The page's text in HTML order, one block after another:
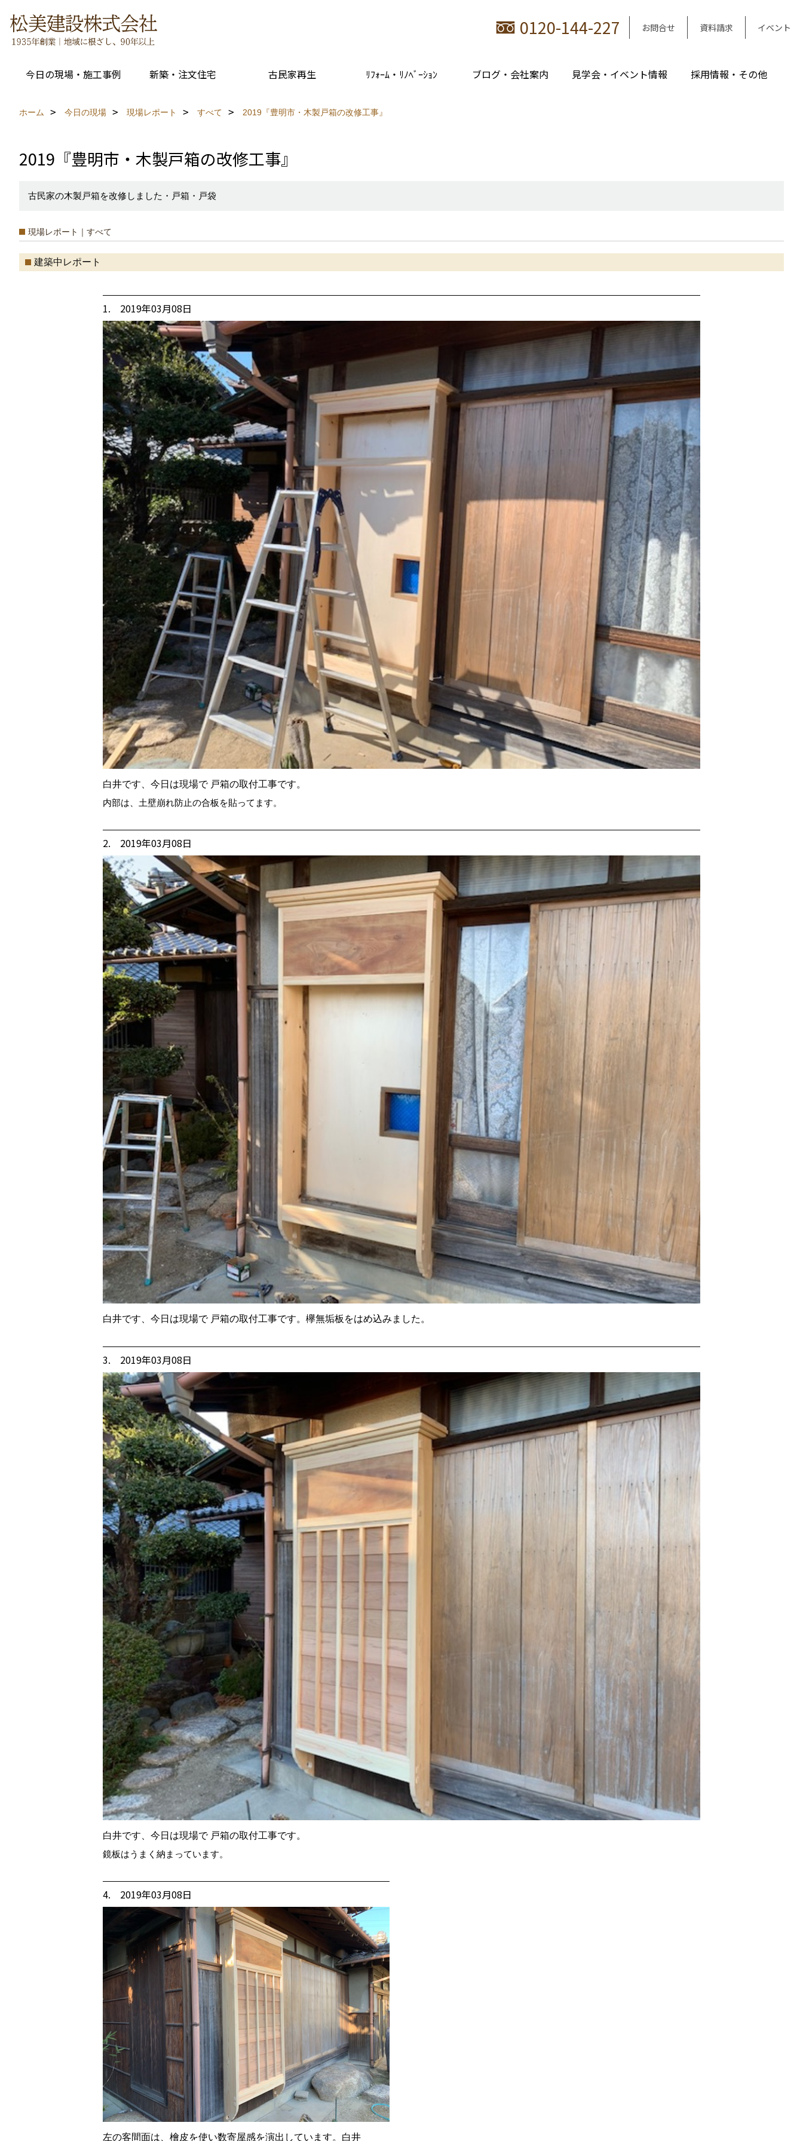
0120-144-227 お問合せ 資料請求 イベント
今日の現場・施工事例 新築・注文住宅 古民家再生 ﾘﾌｫｰﾑ・ﾘﾉﾍﾞｰｼｮﾝ ブログ・会社案内 見学会・イベント情報 採用情報・その他
ホーム 今日の現場 現場レポート すべて 2019『豊明市・木製戸箱の改修工事』
2019『豊明市・木製戸箱の改修工事』
古民家の木製戸箱を改修しました・戸箱・戸袋
現場レポート｜すべて
建築中レポート
1. 2019年03月08日
白井です、今日は現場で 戸箱の取付工事です。
内部は、土壁崩れ防止の合板を貼ってます。
2. 2019年03月08日
白井です、今日は現場で 戸箱の取付工事です。欅無垢板をはめ込みました。
3. 2019年03月08日
白井です、今日は現場で 戸箱の取付工事です。
鏡板はうまく納まっています。
4. 2019年03月08日
左の客間面は、檜皮を使い数寄屋感を演出しています。白井